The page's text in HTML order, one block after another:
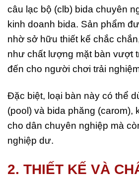
câu lạc bộ (clb) bida chuyên
kinh doanh bida. Sản phẩm
nhờ sở hữu thiết kế chắc
như chất lượng mặt bàn vượt
đến cho người chơi trải
Đặc biệt, loại bàn này có thể
(pool) và bida phăng (carom),
cho dân chuyên nghiệp mà
nghiệp dư.
2. THIẾT KẾ VÀ